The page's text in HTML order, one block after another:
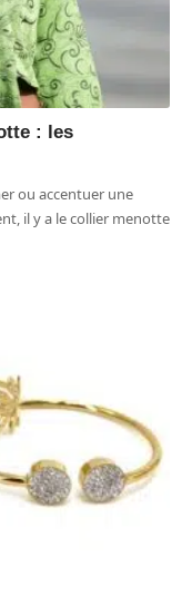
: les
ou accentuer une
il y a le collier menotte